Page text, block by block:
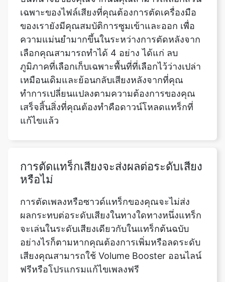
เลือกคุณสามารถทำได้ 4 อย่าง ได้แก่ ลบ
ภูมิภาคที่เลือกเก็บเฉพาะพื้นที่ที่เลือกไว้ว่างเปล่า
เหมือนเดิมและย้อนกลับเสียงหลังจากที่คุณ
ทำการเปลี่ยนแปลงตามความต้องการของคุณ
เสร็จสิ้นสิ่งที่คุณต้องทำคือดาวน์โหลดแทร็กที่
แก้ไขแล้ว
การตัดแทร็กเสียงจะส่งผลต่อระดับเสียง
ผลกระทบต่อระดับเสียงในทางใดทางหนึ่งแทร็ก
จะเล่นในระดับเสียงเดียวกับในแทร็กต้นฉบับ
อย่างไรก็ตามหากคุณต้องการเพิ่มหรือลดระดับ
เสียงคุณสามารถใช้ Volume Booster ออนไลน์
ฟรีหรือโปรแกรมแก้ไขเพลงฟรี
จะอัปโหลดเสียงไปยังเครื่องตัดเสียง ได้